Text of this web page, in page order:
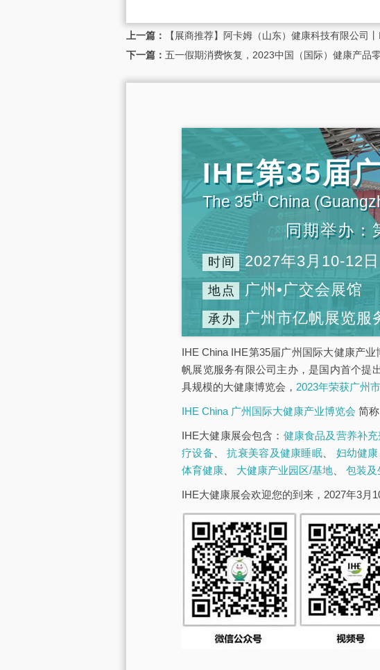
上一篇：
【展商推荐】阿卡姆（山东）健康科技有限公司
下一篇： 五一假期消费恢复，2023中国（国际）健康产品
IHE第35届
The 35thChina
同期举办：
时间 2027年3月10-12日
地点 广州•广交会展馆
承办 广州市亿帆展览服
IHE China IHE第35届广州国际大健康产
帆展览服务有限公司主办，是国内首个提
具规模的大健康博览会， 2023年荣获广州
IHE China 广州国际大健康产业博览会 简称
IHE大健康展会包含： 健康食品及营养补充
疗设备 、抗衰美容及健康睡眠、 妇幼健康
体育健康
大健康产业园区/基地 包装及
IHE大健康展会欢迎您的到来，2027年3月